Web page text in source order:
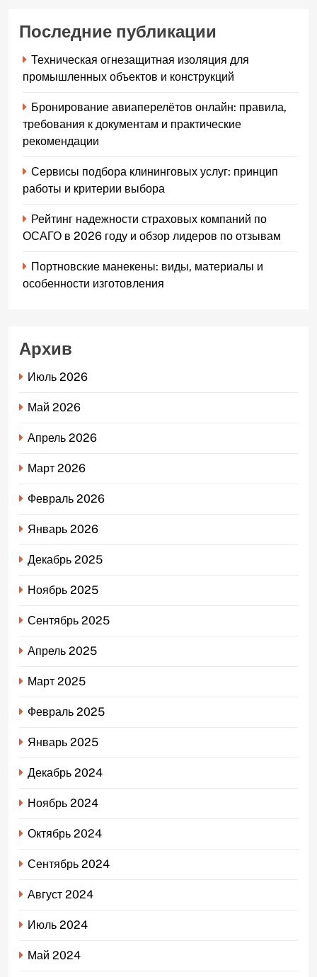
Последние публикации
Техническая огнезащитная изоляция для
промышленных объектов и конструкций
Бронирование авиаперелётов онлайн: правила,
требования к документам и практические
рекомендации
Сервисы подбора клининговых услуг: принцип
работы и критерии выбора
Рейтинг надежности страховых компаний по
ОСАГО в 2026 году и обзор лидеров по отзывам
Портновские манекены: виды, материалы и
особенности изготовления
Архив
Июль 2026
Май 2026
Апрель 2026
Март 2026
Февраль 2026
Январь 2026
Декабрь 2025
Ноябрь 2025
Сентябрь 2025
Апрель 2025
Март 2025
Февраль 2025
Январь 2025
Декабрь 2024
Ноябрь 2024
Октябрь 2024
Сентябрь 2024
Август 2024
Июль 2024
Май 2024